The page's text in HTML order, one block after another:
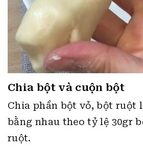
Chia bột và cuộn bột
Chia phần bột vỏ, bột ruột
bằng nhau theo tỷ lệ 30gr
ruột.